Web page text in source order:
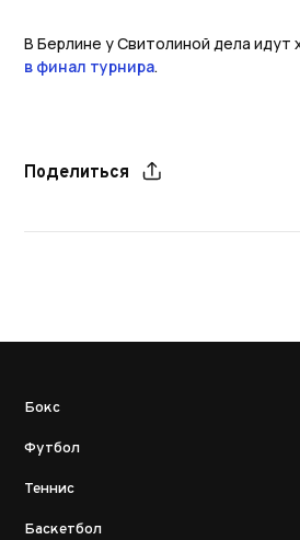
В Берлине у Свитолиной дела идут
в финал турнира.
Поделиться
Бокс
Футбол
Теннис
Баскетбол